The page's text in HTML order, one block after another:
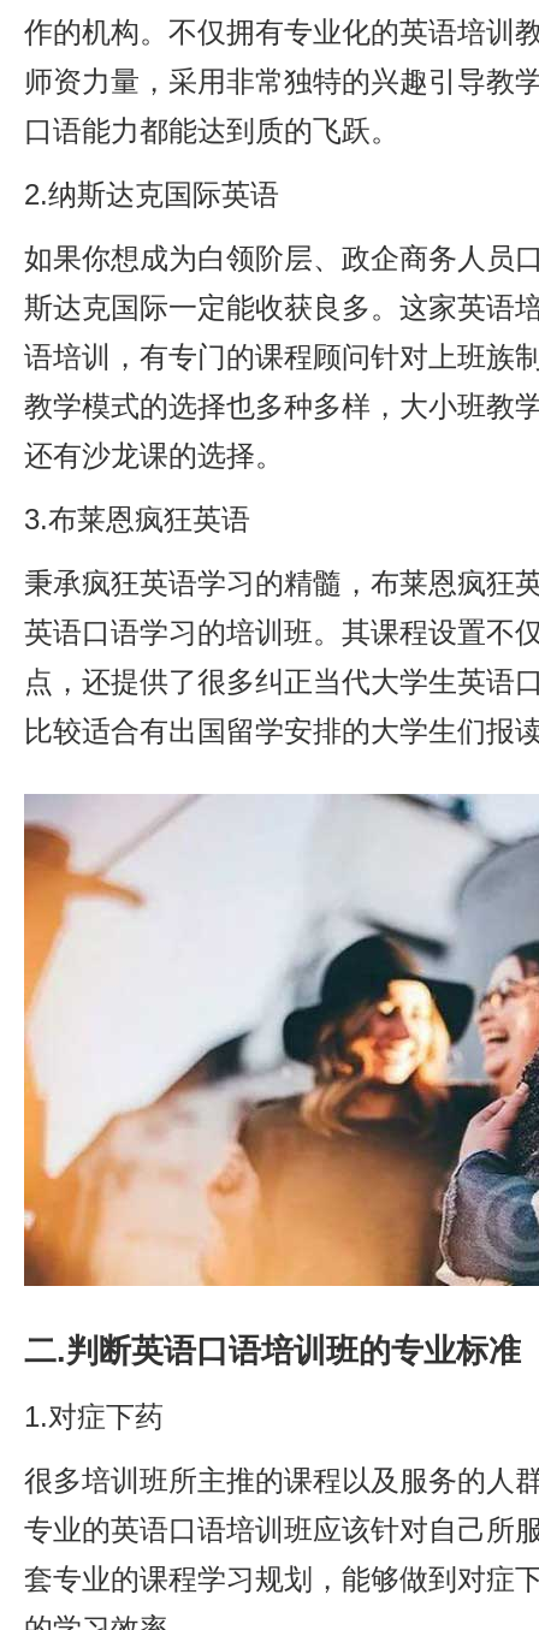
作的机构。不仅拥有专业化的英语培训
师资力量，采用非常独特的兴趣引导教
口语能力都能达到质的飞跃。
2.纳斯达克国际英语
如果你想成为白领阶层、政企商务人员
斯达克国际一定能收获良多。这家英语
语培训，有专门的课程顾问针对上班族
教学模式的选择也多种多样，大小班教
还有沙龙课的选择。
3.布莱恩疯狂英语
秉承疯狂英语学习的精髓，布莱恩疯狂
英语口语学习的培训班。其课程设置不
点，还提供了很多纠正当代大学生英语
比较适合有出国留学安排的大学生们报
二.判断英语口语培训班的专业标准
1.对症下药
很多培训班所主推的课程以及服务的人
专业的英语口语培训班应该针对自己所
套专业的课程学习规划，能够做到对症